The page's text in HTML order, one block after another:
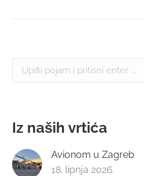
Search:
Iz naših vrtića
Avionom u Zagreb
18. lipnja 2026.